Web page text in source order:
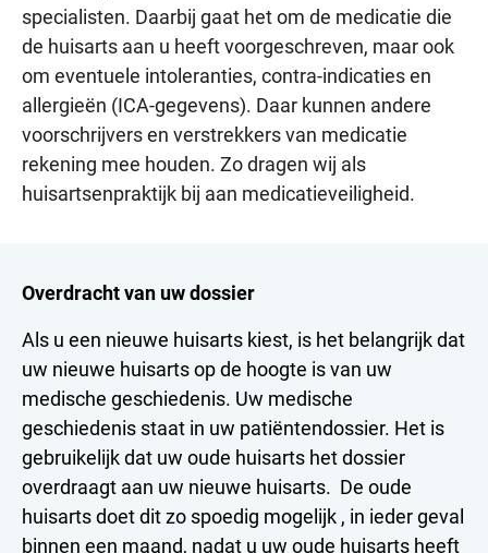
specialisten. Daarbij gaat het om de medicatie die
de huisarts aan u heeft voorgeschreven, maar ook
om eventuele intoleranties, contra-indicaties en
allergieën (ICA-gegevens). Daar kunnen andere
voorschrijvers en verstrekkers van medicatie
rekening mee houden. Zo dragen wij als
huisartsenpraktijk bij aan medicatieveiligheid.
Overdracht van uw dossier
Als u een nieuwe huisarts kiest, is het belangrijk dat
uw nieuwe huisarts op de hoogte is van uw
medische geschiedenis. Uw medische
geschiedenis staat in uw patiëntendossier. Het is
gebruikelijk dat uw oude huisarts het dossier
overdraagt aan uw nieuwe huisarts. De oude
huisarts doet dit zo spoedig mogelijk , in ieder geval
binnen een maand, nadat u uw oude huisarts heeft